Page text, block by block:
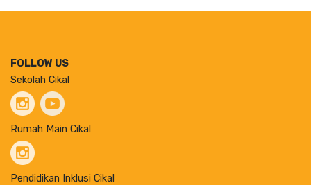
FOLLOW US
Sekolah Cikal
Rumah Main Cikal
Pendidikan Inklusi Cikal